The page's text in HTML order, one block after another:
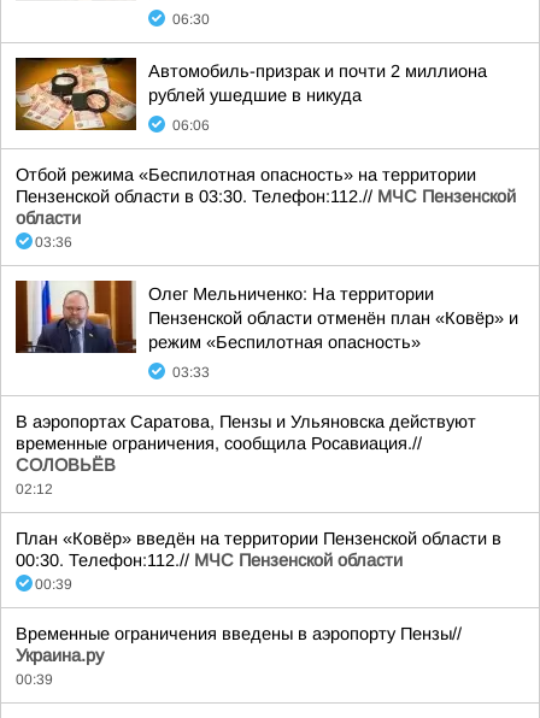
06:30
Автомобиль-призрак и почти 2 миллиона
рублей ушедшие в никуда
06:06
Отбой режима «Беспилотная опасность» на территории
Пензенской области в 03:30. Телефон:112.// МЧС Пензенской
области
03:36
Олег Мельниченко: На территории
Пензенской области отменён план «Ковёр» и
режим «Беспилотная опасность»
03:33
В аэропортах Саратова, Пензы и Ульяновска действуют
временные ограничения, сообщила Росавиация.//
СОЛОВЬЁВ
02:12
План «Ковёр» введён на территории Пензенской области в
00:30. Телефон:112.// МЧС Пензенской области
00:39
Временные ограничения введены в аэропорту Пензы//
Украина.ру
00:39